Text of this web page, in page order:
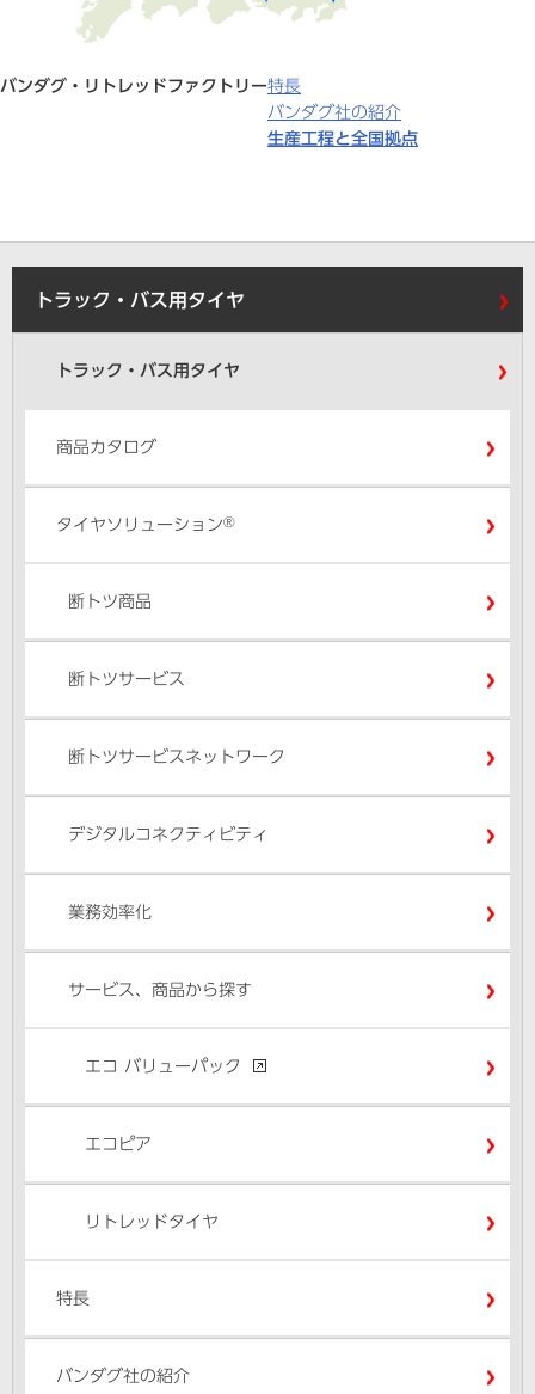
バンダグ・リトレッドファクトリー特長
バンダグ社の紹介
生産工程と全国拠点
トラック・バス用タイヤ
トラック・バス用タイヤ
商品カタログ
タイヤソリューション®
断トツ商品
断トツサービス
断トツサービスネットワーク
デジタルコネクティビティ
業務効率化
サービス、商品から探す
エコ バリューパック
エコピア
リトレッドタイヤ
特長
バンダグ社の紹介